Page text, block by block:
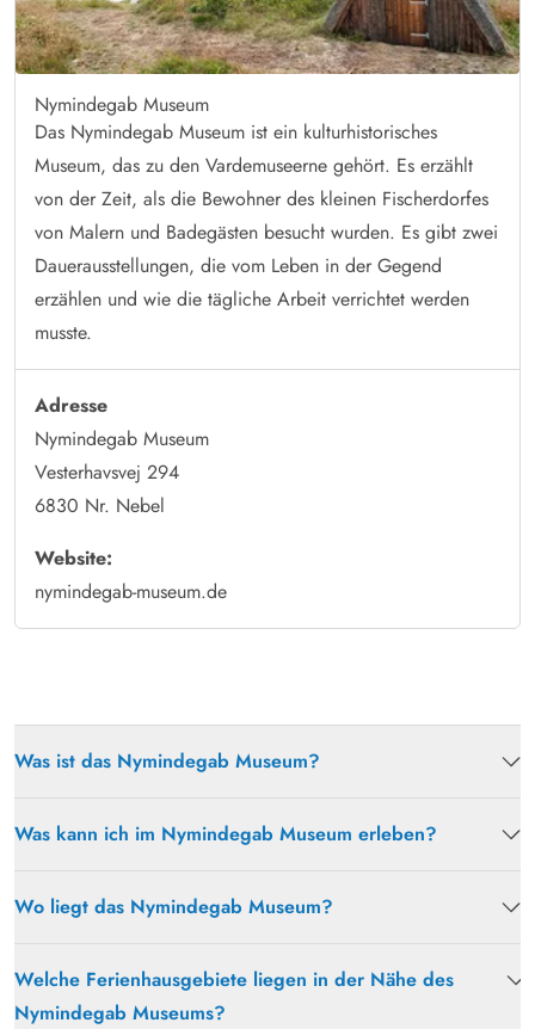
Nymindegab Museum
Das Nymindegab Museum ist ein kulturhistorisches
Museum, das zu den Vardemuseerne gehört. Es erzählt
von der Zeit, als die Bewohner des kleinen Fischerdorfes
von Malern und Badegästen besucht wurden. Es gibt zwei
Dauerausstellungen, die vom Leben in der Gegend
erzählen und wie die tägliche Arbeit verrichtet werden
musste.
Adresse
Nymindegab Museum
Vesterhavsvej 294
6830 Nr. Nebel
Website:
nymindegab-museum.de
Was ist das Nymindegab Museum?
Was kann ich im Nymindegab Museum erleben?
Wo liegt das Nymindegab Museum?
Welche Ferienhausgebiete liegen in der Nähe des
Nymindegab Museums?